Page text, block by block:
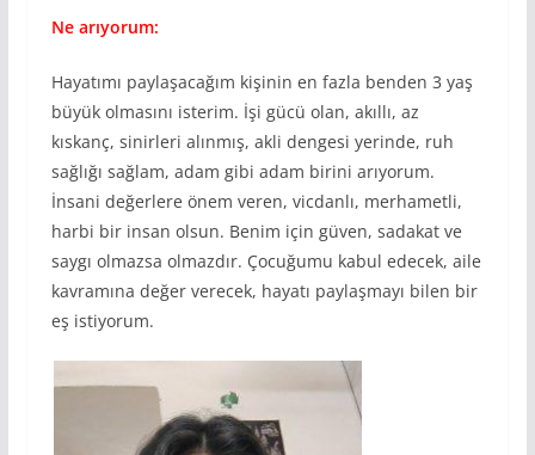
Ne arıyorum:
Hayatımı paylaşacağım kişinin en fazla benden 3 yaş
büyük olmasını isterim. İşi gücü olan, akıllı, az
kıskanç, sinirleri alınmış, akli dengesi yerinde, ruh
sağlığı sağlam, adam gibi adam birini arıyorum.
İnsani değerlere önem veren, vicdanlı, merhametli,
harbi bir insan olsun. Benim için güven, sadakat ve
saygı olmazsa olmazdır. Çocuğumu kabul edecek, aile
kavramına değer verecek, hayatı paylaşmayı bilen bir
eş istiyorum.